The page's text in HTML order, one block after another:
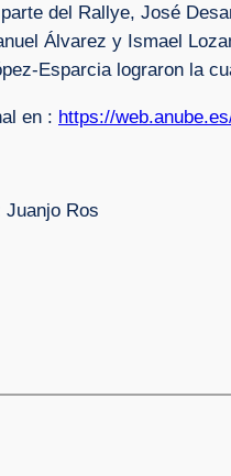
del Rallye, José
Álvarez y Ismael
Esparcia lograron la
en : https://
Juanjo Ros